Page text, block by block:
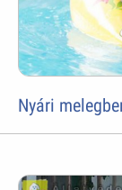
Nyári